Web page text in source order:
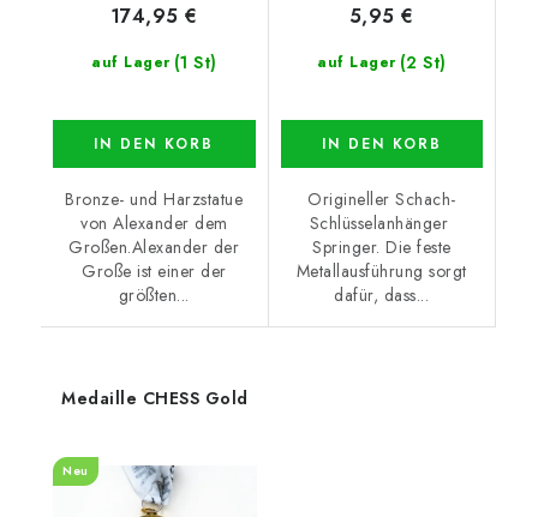
auf Lager (1 St)
174,95 €
IN DEN KORB
Bronze- und Harzstatue
von Alexander dem
Großen.Alexander der
Große ist einer der
größten...
auf Lager (2 St)
5,95 €
IN DEN KORB
Origineller Schach-
Schlüsselanhänger
Springer. Die feste
Metallausführung sorgt
dafür, dass...
Medaille CHESS Gold
Neu